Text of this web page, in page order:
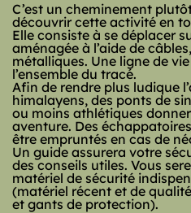
C’est un cheminement
découvrir cette activité en
Elle consiste à se déplacer
aménagée à l’aide de
métalliques. Une ligne de
l’ensemble du tracé.
Afin de rendre plus ludique
himalayens, des ponts de
ou moins athlétiques
aventure. Des
être empruntés en cas de
Un guide assurera votre
des conseils utiles. Vous
matériel de sécurité
(matériel récent et de
et gants de protection).